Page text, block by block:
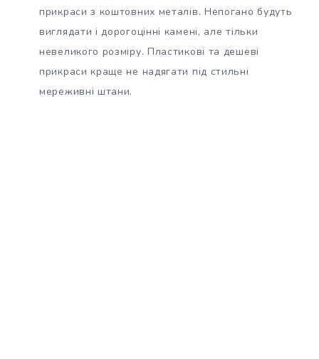
прикраси з коштовних металів. Непогано будуть
виглядати і дорогоцінні камені, але тільки
невеликого розміру. Пластикові та дешеві
прикраси краще не надягати під стильні
мереживні штани.